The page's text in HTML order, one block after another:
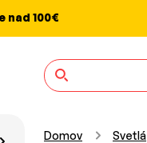
nad 100€
Domov Svetlá